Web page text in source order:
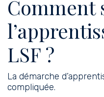
Comment
LSF ?
La démarche
compliquée.